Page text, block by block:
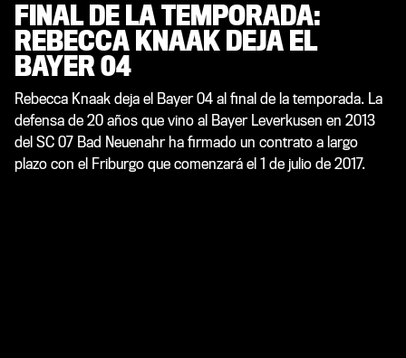
FINAL DE LA TEMPORADA:
REBECCA KNAAK DEJA EL
BAYER 04
Rebecca Knaak deja el Bayer 04 al final de la temporada. La
defensa de 20 años que vino al Bayer Leverkusen en 2013
del SC 07 Bad Neuenahr ha firmado un contrato a largo
plazo con el Friburgo que comenzará el 1 de julio de 2017.